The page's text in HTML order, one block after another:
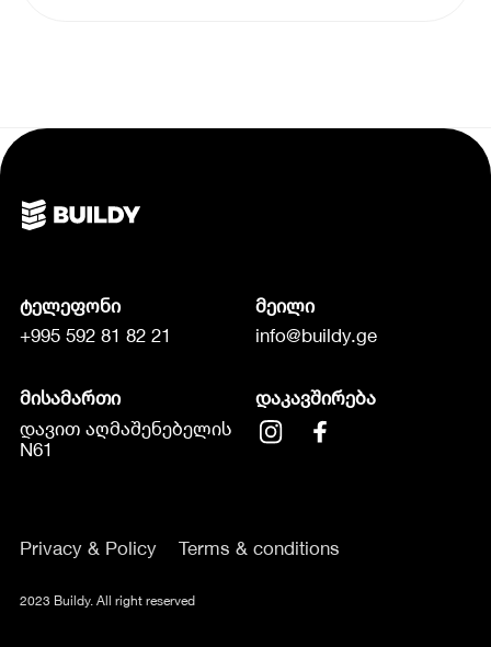
ტელეფონი
+995 592 81 82 21
მეილი
info@buildy.ge
მისამართი
დავით აღმაშენებელის
N61
დაკავშირება
Privacy & Policy Terms & conditions
2023 Buildy. All right reserved